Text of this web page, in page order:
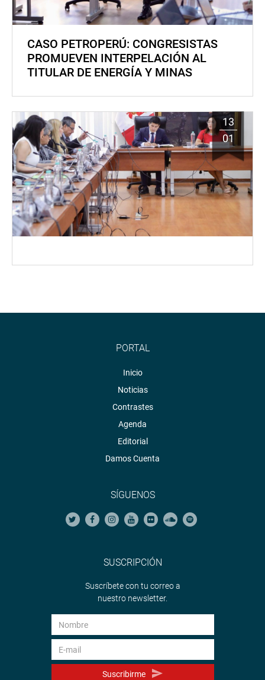
CASO PETROPERÚ: CONGRESISTAS
PROMUEVEN INTERPELACIÓN AL
TITULAR DE ENERGÍA Y MINAS
13
01
PORTAL
Inicio
Noticias
Contrastes
Agenda
Editorial
Damos Cuenta
SÍGUENOS
SUSCRIPCIÓN
Suscríbete con tu correo a
nuestro newsletter.
Suscribirme